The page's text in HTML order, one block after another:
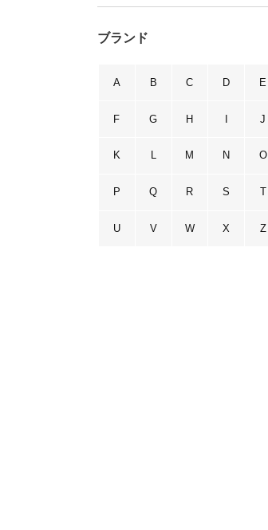
ブランド
A B C D E
F G H I J
K L M N O
P Q R S T
U V W X Z